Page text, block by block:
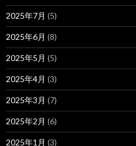
2025年7月 (5)
2025年6月 (8)
2025年5月 (5)
2025年4月 (3)
2025年3月 (7)
2025年2月 (6)
2025年1月 (3)